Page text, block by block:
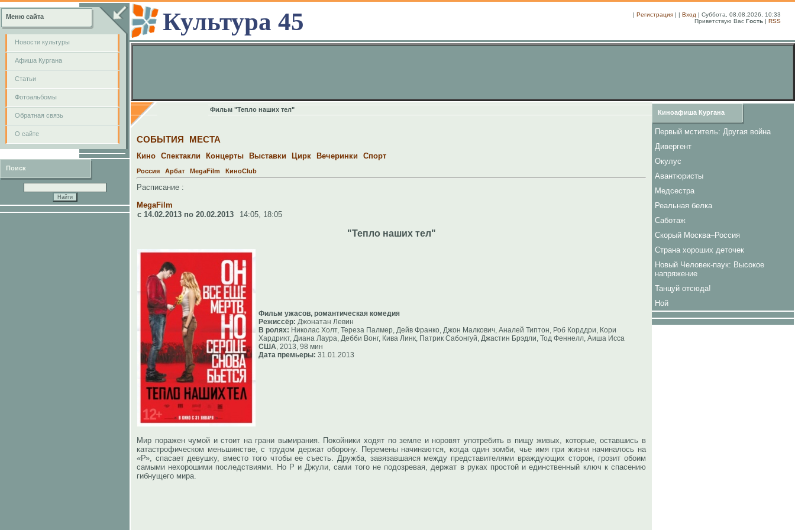
Меню сайта
Новости культуры
Афиша Кургана
Cтатьи
Фотоальбомы
Обратная связь
О сайте
Поиск
Культура 45 | Регистрация | | Вход | Суббота, 08.08.2026, 10:33
Приветствую Вас Гость | RSS
Фильм "Тепло наших тел"
СОБЫТИЯ МЕСТА
Кино Спектакли Концерты Выставки Цирк Вечеринки Спорт
Россия Арбат MegaFilm КиноClub
Расписание :
MegaFilm
c 14.02.2013 по 20.02.2013
14:05, 18:05
"Тепло наших тел"
Фильм ужасов, романтическая комедия
Режиссёр: Джонатан Левин
В ролях: Николас Холт, Тереза Палмер, Дейв Франко, Джон Малкович, Аналей Типтон, Роб Корддри, Кори
Хардрикт, Диана Лаура, Дебби Вонг, Кива Линк, Патрик Сабонгуй, Джастин Брэдли, Тод Феннелл, Аиша Исса
США, 2013, 98 мин
Дата премьеры: 31.01.2013
Мир поражен чумой и стоит на грани вымирания. Покойники ходят по земле и норовят употребить в пищу живых, которые, оставшись в
катастрофическом меньшинстве, с трудом держат оборону. Перемены начинаются, когда один зомби, чье имя при жизни начиналось на
«Р», спасает девушку, вместо того чтобы ее съесть. Дружба, завязавшаяся между представителями враждующих сторон, грозит обоим
самыми нехорошими последствиями. Но Р и Джули, сами того не подозревая, держат в руках простой и единственный ключ к спасению
гибнущего мира.
Киноафиша Кургана
Первый мститель: Другая война
Дивергент
Окулус
Авантюристы
Медсестра
Реальная белка
Саботаж
Скорый Москва–Россия
Страна хороших деточек
Новый Человек-паук: Высокое
напряжение
Танцуй отсюда!
Ной